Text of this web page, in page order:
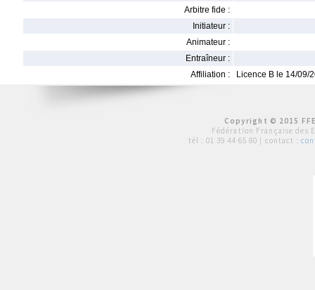
Arbitre fide :
Initiateur :
Animateur :
Entraîneur :
Affiliation :
Licence B le 14/09/
Copyright © 2015
Fédération Française des
tél : 01 39 44 65 80 | contact :